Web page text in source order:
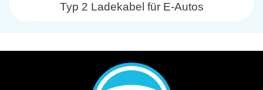
Typ 2 Ladekabel für E-Autos